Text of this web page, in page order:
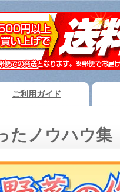
ご利用ガイド
たノウハウ集